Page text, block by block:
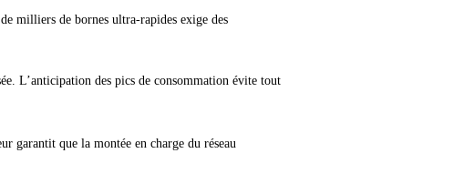
milliers de bornes ultra-rapides exige des
L’anticipation des pics de consommation évite tout
garantit que la montée en charge du réseau